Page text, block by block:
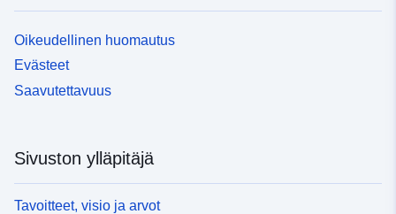
Oikeudellinen huomautus
Evästeet
Saavutettavuus
Sivuston ylläpitäjä
Tavoitteet, visio ja arvot